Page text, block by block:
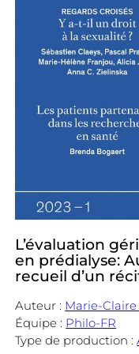
L’évaluation
en prédialyse:
recueil d’un
Auteur : Marie-
Équipe : Philo-FR
Type de production :